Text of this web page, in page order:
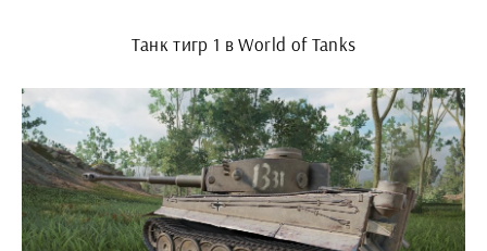
Танк тигр 1 в World of Tanks